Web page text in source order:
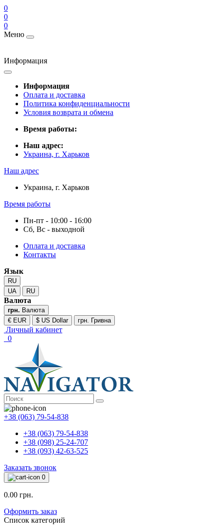
0
0
0
Меню
Информация
Информация
Оплата и доставка
Политика конфиденциальности
Условия возврата и обмена
Время работы:
Наш адрес:
Украина, г. Харьков
Наш адрес
Украина, г. Харьков
Время работы
Пн-пт - 10:00 - 16:00
Сб, Вс - выходной
Оплата и доставка
Контакты
Язык
RU
UA
RU
Валюта
грн. Валюта
€ EUR
$ US Dollar грн. Гривна
Личный кабинет
0
+38 (063) 79-54-838
+38 (063) 79-54-838
+38 (098) 25-24-707
+38 (093) 42-63-525
Заказать звонок
0
0.00 грн.
Оформить заказ
Список категорий